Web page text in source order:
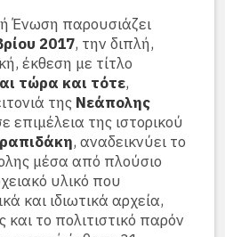
Ένωση παρουσιάζει
2017, την διπλή,
έκθεση με τίτλο
τώρα και τότε,
της Νεάπολης
επιμέλεια της ιστορικού
, αναδεικνύει το
μέσα από πλούσιο
υλικό που
και ιδιωτικά αρχεία,
και το πολιτιστικό παρόν